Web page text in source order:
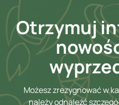
Otrzymuj
Możesz zrezygnować w
należy odnaleźć